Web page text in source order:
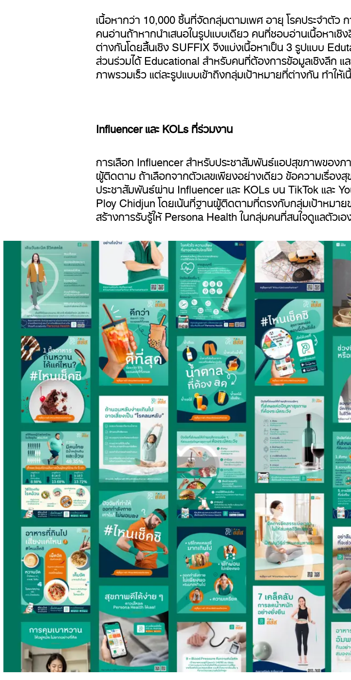
เนื้อหากว่า 10,000 ชิ้นที่จัดกลุ่มตามเพศ อายุ โรคประจำตัว
คนอ่านถ้าหากนำเสนอในรูปแบบเดียว คนที่ชอบอ่านเนื้อหาเ
ต่างกันโดยสิ้นเชิง SUFFIX จึงแบ่งเนื้อหาเป็น 3 รูปแบบ
ส่วนร่วมได้ Educational สำหรับคนที่ต้องการข้อมูลเชิงลึก
ภาพรวมเร็ว แต่ละรูปแบบเข้าถึงกลุ่มเป้าหมายที่ต่างกัน ทำให้
Influencer และ KOLs ที่ร่วมงาน
การเลือก Influencer สำหรับประชาสัมพันธ์แอปสุขภาพของ
ผู้ติดตาม ถ้าเลือกจากตัวเลขเพียงอย่างเดียว ข้อความเรื่อง
ประชาสัมพันธ์ผ่าน Influencer และ KOLs บน TikTok และ
Ploy Chidjun โดยเน้นที่ฐานผู้ติดตามที่ตรงกับกลุ่มเป้าหมาย
สร้างการรับรู้ให้ Persona Health ในกลุ่มคนที่สนใจดูแลตัวเอ